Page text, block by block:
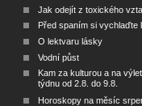
Jak odejít z toxického
Před spaním si vychlaďte
O lektvaru lásky
Vodní půst
Kam za kulturou a na
týdnu od 2.8. do 9.8.
Horoskopy na měsíc